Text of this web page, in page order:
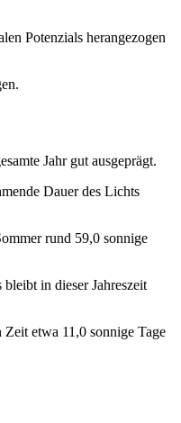
Potenzials herangezogen
Jahr gut ausgeprägt.
Dauer des Lichts
rund 59,0 sonnige
in dieser Jahreszeit
etwa 11,0 sonnige Tage